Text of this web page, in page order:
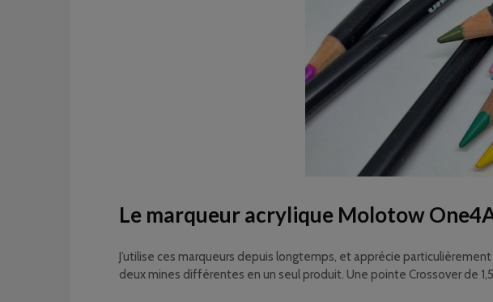
Le marqueur acrylique Molotow
J’utilise ces marqueurs depuis longtemps, et apprécie
deux mines différentes en un seul produit. Une pointe Crossover de